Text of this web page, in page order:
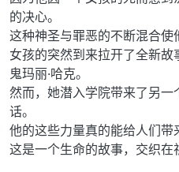
的决心。
这种神圣与罪恶的不断混合
女孩的突然到来拉开了全新
鬼玛丽·哈克。
然而，她潜入学院带来了另
话。
他的这些力量真的能给人们带
这是一个生命的故事，交织在